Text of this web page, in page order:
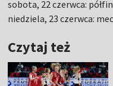
sobota, 22 czerwca:
niedziela, 23 czerwca:
Czytaj też